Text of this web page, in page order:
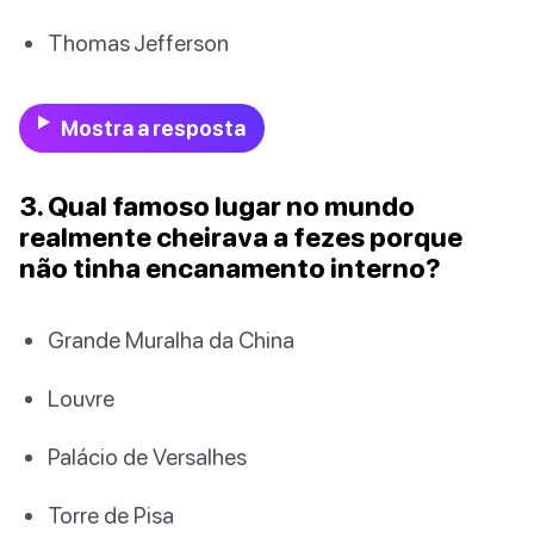
Thomas Jefferson
Mostra a resposta
3. Qual famoso lugar no mundo
realmente cheirava a fezes porque
não tinha encanamento interno?
Grande Muralha da China
Louvre
Palácio de Versalhes
Torre de Pisa